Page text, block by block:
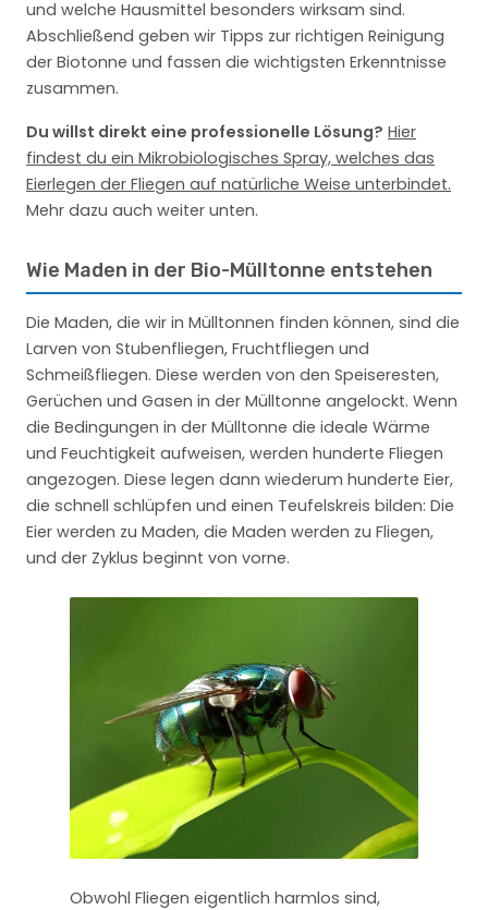
und welche Hausmittel besonders wirksam sind.
Abschließend geben wir Tipps zur richtigen Reinigung
der Biotonne und fassen die wichtigsten Erkenntnisse
zusammen.
Du willst direkt eine professionelle Lösung? Hier
findest du ein Mikrobiologisches Spray, welches das
Eierlegen der Fliegen auf natürliche Weise unterbindet.
Mehr dazu auch weiter unten.
Wie Maden in der Bio-Mülltonne entstehen
Die Maden, die wir in Mülltonnen finden können, sind die
Larven von Stubenfliegen, Fruchtfliegen und
Schmeißfliegen. Diese werden von den Speiseresten,
Gerüchen und Gasen in der Mülltonne angelockt. Wenn
die Bedingungen in der Mülltonne die ideale Wärme
und Feuchtigkeit aufweisen, werden hunderte Fliegen
angezogen. Diese legen dann wiederum hunderte Eier,
die schnell schlüpfen und einen Teufelskreis bilden: Die
Eier werden zu Maden, die Maden werden zu Fliegen,
und der Zyklus beginnt von vorne.
Obwohl Fliegen eigentlich harmlos sind,